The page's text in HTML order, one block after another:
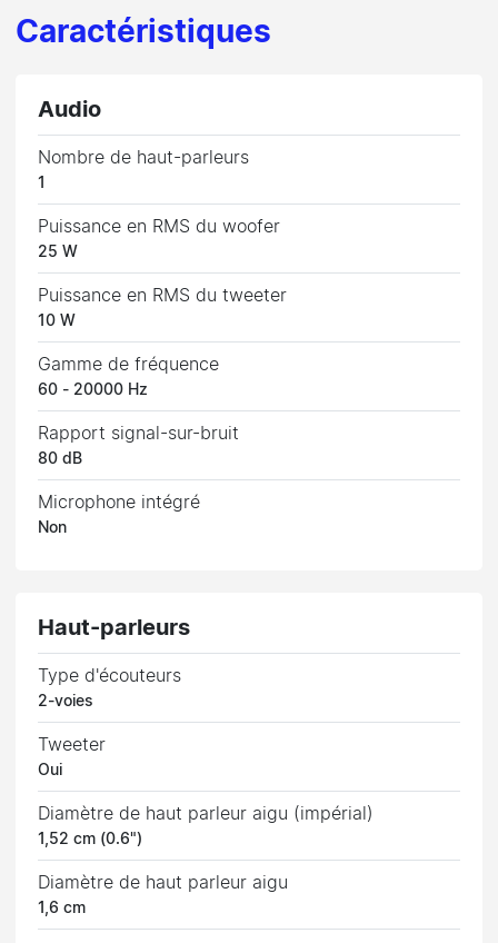
Caractéristiques
Audio
Nombre de haut-parleurs
1
Puissance en RMS du woofer
25 W
Puissance en RMS du tweeter
10 W
Gamme de fréquence
60 - 20000 Hz
Rapport signal-sur-bruit
80 dB
Microphone intégré
Non
Haut-parleurs
Type d'écouteurs
2-voies
Tweeter
Oui
Diamètre de haut parleur aigu (impérial)
1,52 cm (0.6")
Diamètre de haut parleur aigu
1,6 cm